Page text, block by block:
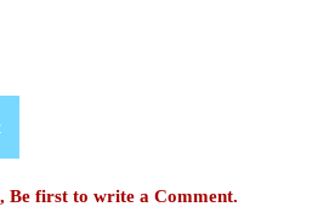
Be first to write a Comment.